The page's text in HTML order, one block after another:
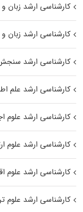
کارشناسی ارشد زبان و
کارشناسی ارشد زبان
کارشناسی ارشد
کارشناسی ارشد علم
کارشناسی ارشد علوم
کارشناسی ارشد علوم
کارشناسی ارشد علوم
کارشناسی ارشد علوم